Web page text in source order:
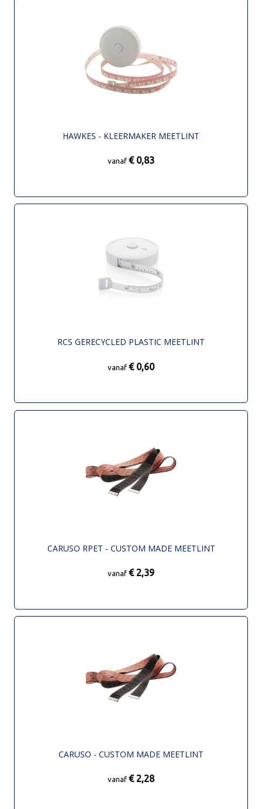
HAWKES - KLEERMAKER MEETLINT
vanaf € 0,83
RCS GERECYCLED PLASTIC MEETLINT
vanaf € 0,60
CARUSO RPET - CUSTOM MADE MEETLINT
vanaf € 2,39
CARUSO - CUSTOM MADE MEETLINT
vanaf € 2,28